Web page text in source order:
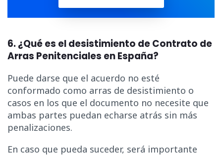
6. ¿Qué es el desistimiento de Contrato de
Arras Penitenciales en España?
Puede darse que el acuerdo no esté
conformado como arras de desistimiento o
casos en los que el documento no necesite que
ambas partes puedan echarse atrás sin más
penalizaciones.
En caso que pueda suceder, será importante